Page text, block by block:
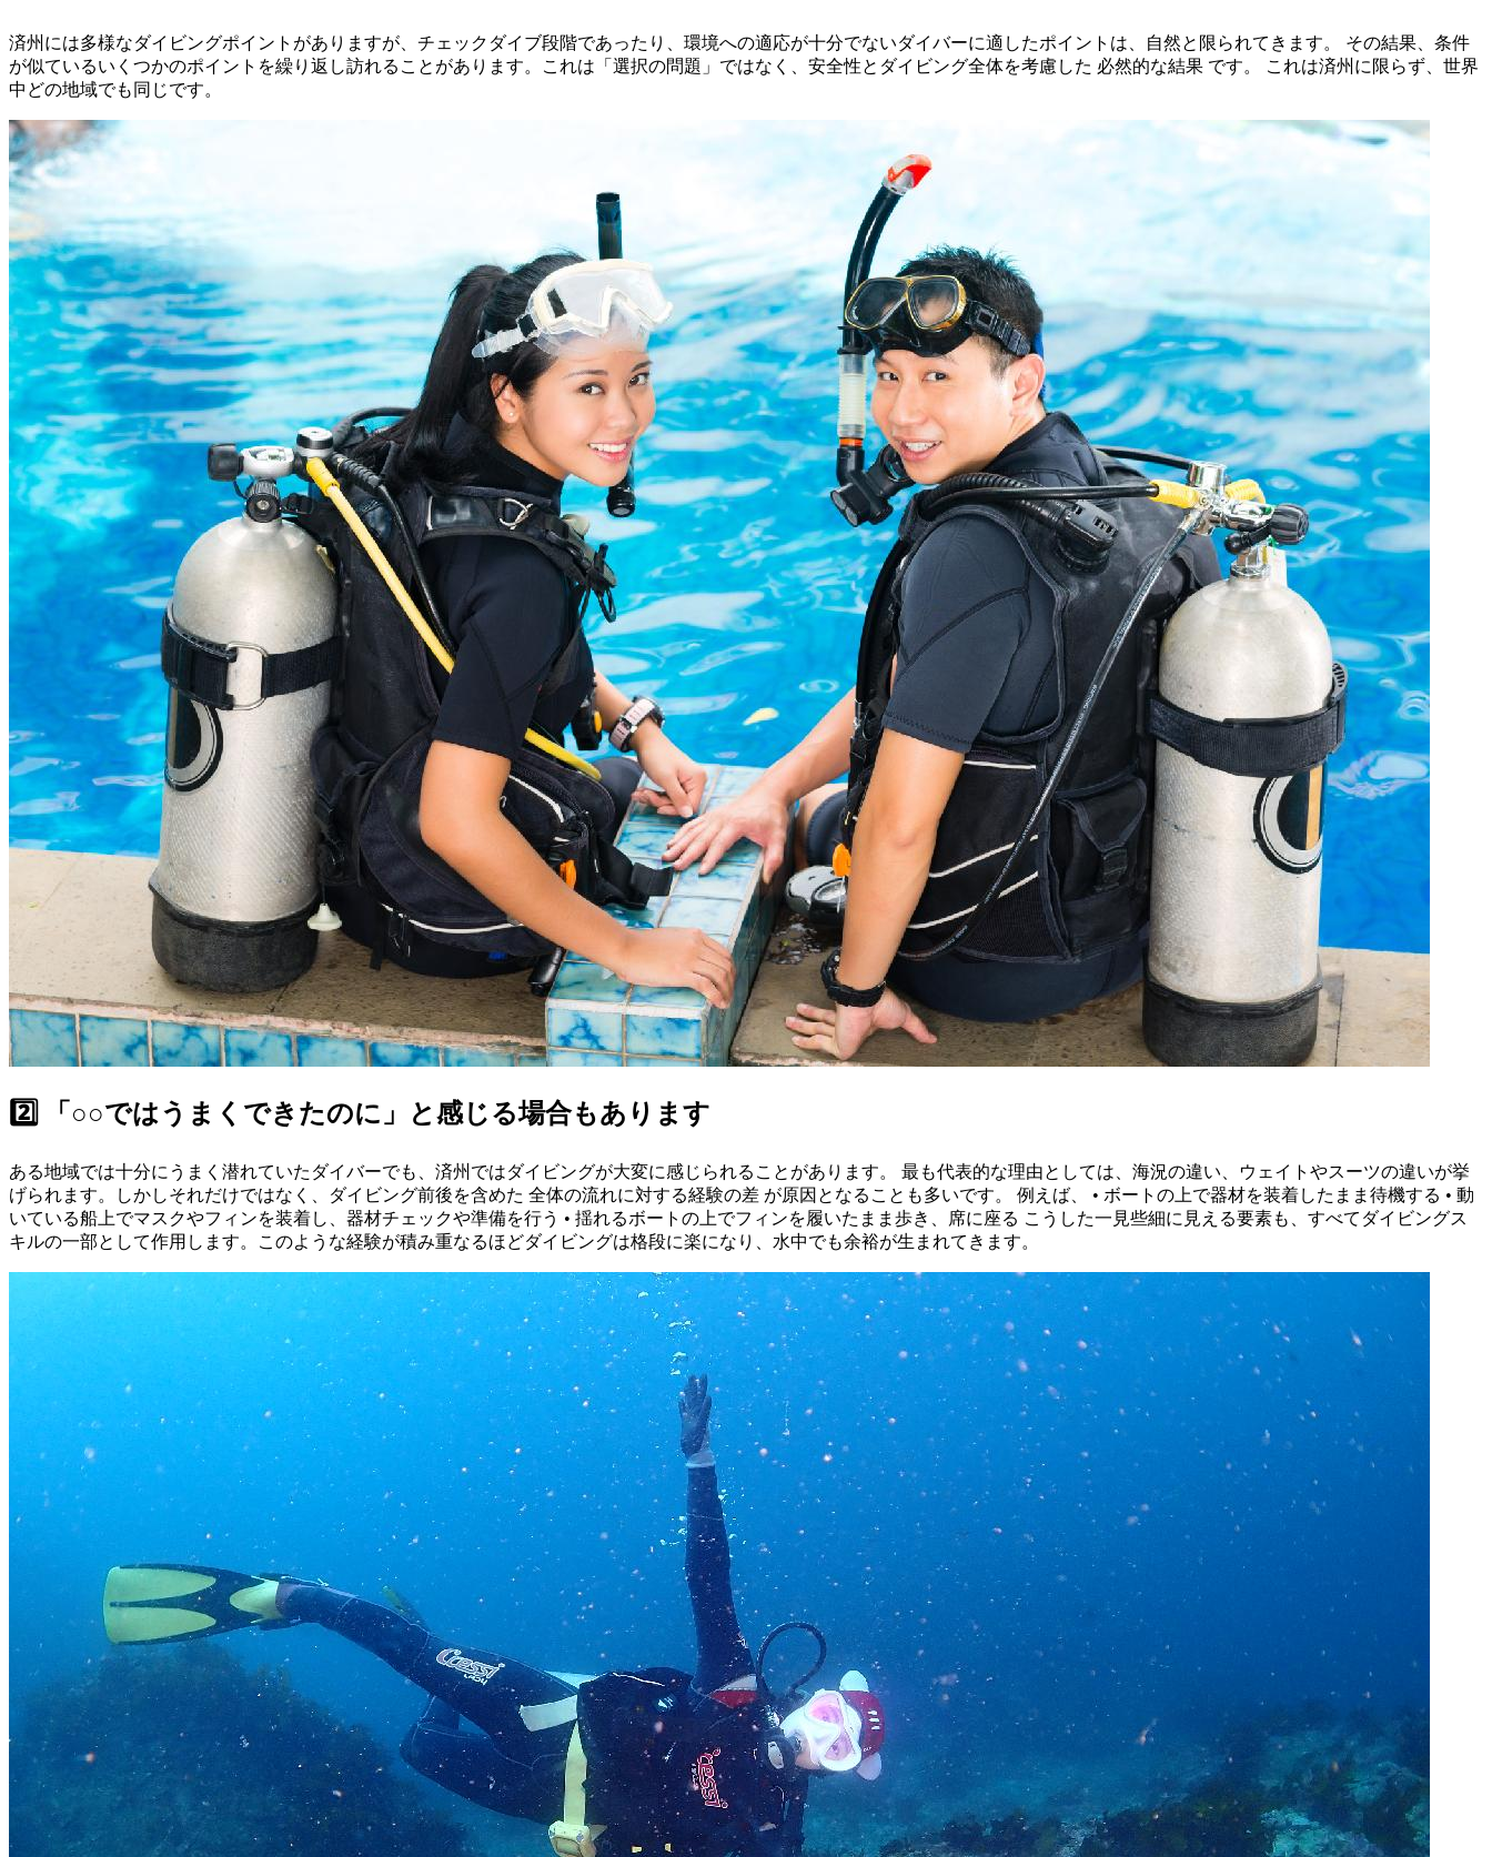
済州には多様なダイビングポイントがありますが、チェックダイブ段階であったり、環境への適応が十分でないダイバーに適したポイントは、自然と限られてきます。 その結果、条件
が似ているいくつかのポイントを繰り返し訪れることがあります。これは「選択の問題」ではなく、安全性とダイビング全体を考慮した 必然的な結果 です。 これは済州に限らず、世界
中どの地域でも同じです。
2️⃣ 「○○ではうまくできたのに」と感じる場合もあります
ある地域では十分にうまく潜れていたダイバーでも、済州ではダイビングが大変に感じられることがあります。 最も代表的な理由としては、海況の違い、ウェイトやスーツの違いが挙
げられます。しかしそれだけではなく、ダイビング前後を含めた 全体の流れに対する経験の差 が原因となることも多いです。 例えば、 • ボートの上で器材を装着したまま待機する • 動
いている船上でマスクやフィンを装着し、器材チェックや準備を行う • 揺れるボートの上でフィンを履いたまま歩き、席に座る こうした一見些細に見える要素も、すべてダイビングス
キルの一部として作用します。このような経験が積み重なるほどダイビングは格段に楽になり、水中でも余裕が生まれてきます。